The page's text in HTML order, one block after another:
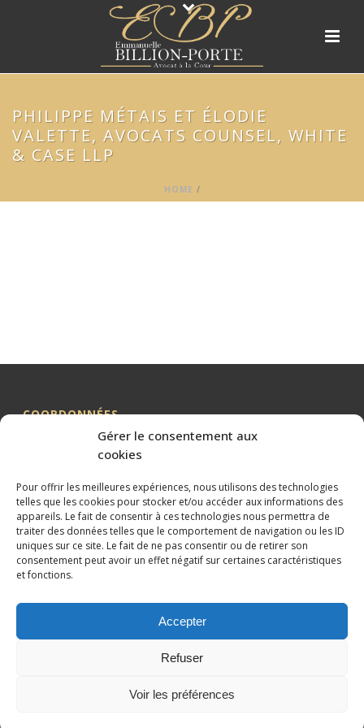
Gérer le consentement aux
cookies
Pour offrir les meilleures expériences, nous utilisons des technologies
telles que les cookies pour stocker et/ou accéder aux informations des
appareils. Le fait de consentir à ces technologies nous permettra de
traiter des données telles que le comportement de navigation ou les ID
uniques sur ce site. Le fait de ne pas consentir ou de retirer son
consentement peut avoir un effet négatif sur certaines caractéristiques
et fonctions.
Accepter
Refuser
Voir les préférences
PHILIPPE MÉTAIS ET ÉLODIE
VALETTE, AVOCATS COUNSEL, WHITE
& CASE LLP
HOME /
COORDONNÉES
Me BILLION-PORTE
1 Avenue de la Gaillarde
34000 MONTPELLIER
04 99 62 19 01
09 82 63 51 79
Mentions légales